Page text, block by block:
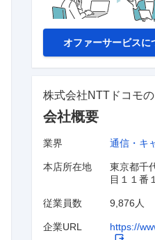
オファーサービスに
株式会社NTTドコモの
会社概要
業界 通信・キ
本店所在地
東京都千
目１１番
従業員数 9,876人
企業URL https://